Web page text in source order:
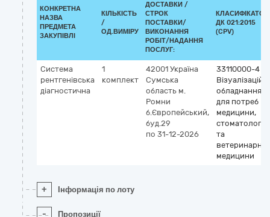
КОНКРЕТНА
НАЗВА
ПРЕДМЕТА
ЗАКУПІВЛІ
КІЛЬКІСТЬ
/
ОД.ВИМІРУ
ДОСТАВКИ /
СТРОК
ПОСТАВКИ/
ВИКОНАННЯ
РОБІТ/НАДАННЯ
ПОСЛУГ:
КЛАСИФІКАТОР
ДК 021:2015
(CPV)
Система
рентгенівська
діагностична
1
комплект
42001 Україна
Сумська
область м.
Ромни
б.Європейський,
буд.29
по 31-12-2026
33110000-4
обладнання
для потреб
медицини,
стоматології
та
ветеринарної
медицини
+ Інформація по лоту
- Пропозиції